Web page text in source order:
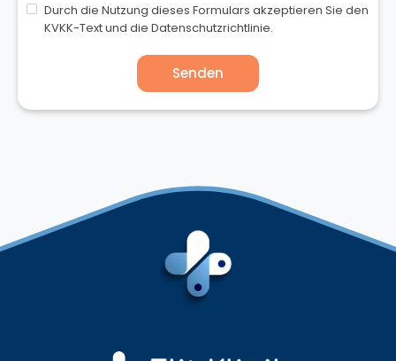
Durch die Nutzung dieses Formulars akzeptieren Sie den
KVKK-Text und die Datenschutzrichtlinie.